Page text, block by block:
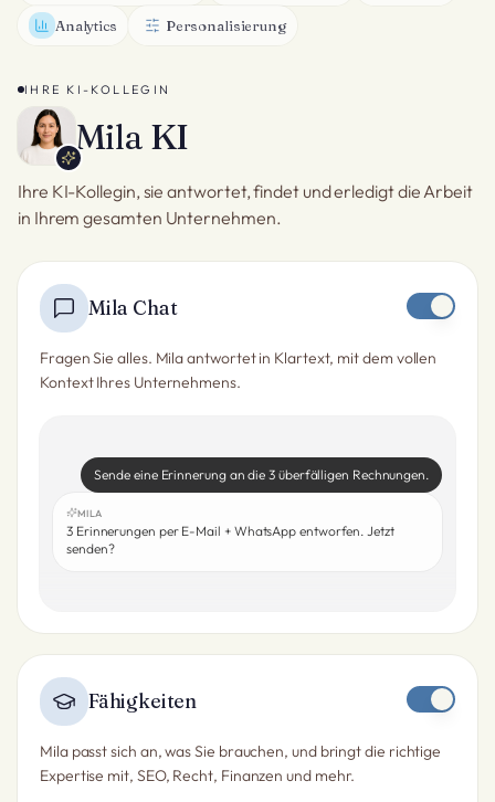
Analytics Personalisierung
IHRE KI-KOLLEGIN
Mila KI
Ihre KI-Kollegin, sie antwortet, findet und erledigt die Arbeit
in Ihrem gesamten Unternehmen.
Mila Chat
Fragen Sie alles. Mila antwortet in Klartext, mit dem vollen
Kontext Ihres Unternehmens.
Sende eine Erinnerung an die 3 überfälligen Rechnungen.
MILA
3 Erinnerungen per E-Mail + WhatsApp entworfen. Jetzt
senden?
Fähigkeiten
Mila passt sich an, was Sie brauchen, und bringt die richtige
Expertise mit, SEO, Recht, Finanzen und mehr.